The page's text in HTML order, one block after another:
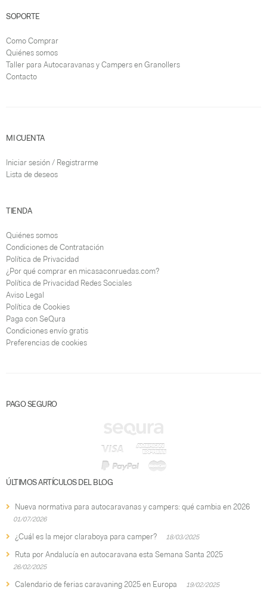
SOPORTE
Como Comprar
Quiénes somos
Taller para Autocaravanas y Campers en Granollers
Contacto
MI CUENTA
Iniciar sesión / Registrarme
Lista de deseos
TIENDA
Quiénes somos
Condiciones de Contratación
Política de Privacidad
¿Por qué comprar en micasaconruedas.com?
Política de Privacidad Redes Sociales
Aviso Legal
Política de Cookies
Paga con SeQura
Condiciones envío gratis
Preferencias de cookies
PAGO SEGURO
ÚLTIMOS ARTÍCULOS DEL BLOG
Nueva normativa para autocaravanas y campers: qué cambia en 2026
01/07/2026
¿Cuál es la mejor claraboya para camper? 18/03/2025
Ruta por Andalucía en autocaravana esta Semana Santa 2025
26/02/2025
Calendario de ferias caravaning 2025 en Europa 19/02/2025